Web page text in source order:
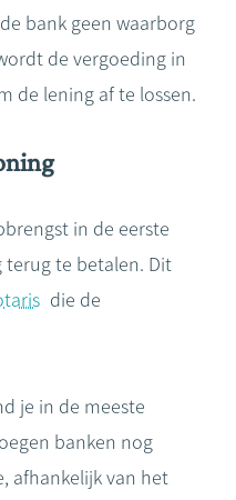
bank geen waarborg
de vergoeding in
de lening af te lossen.
in de eerste
terug te betalen. Dit
die de
je in de meeste
banken nog
afhankelijk van het